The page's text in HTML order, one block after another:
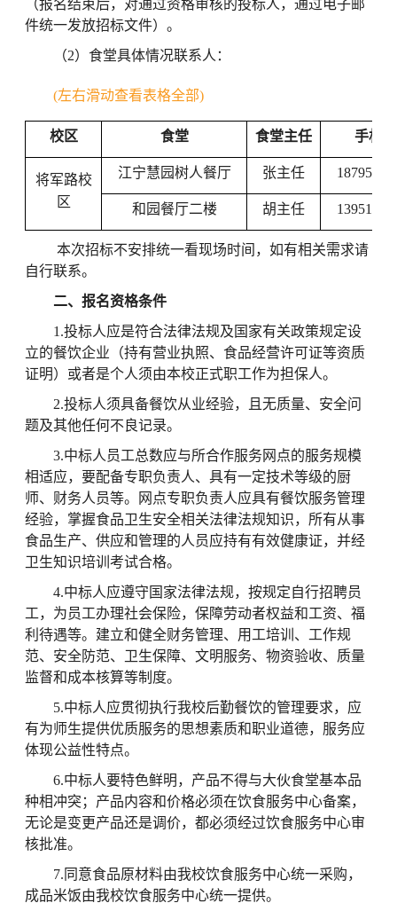
（报名结束后，对通过资格审核的投标人，通过电子邮
件统一发放招标文件）。
（2） 食堂具体情况联系人：
(左右滑动查看表格全部)
校区 食堂 食堂主任 手机号
将军路校
区
江宁慧园树人餐厅 张主任
和园餐厅二楼 胡主任
本次招标不安排统一看现场时间，如有相关需求请
自行联系。
二、报名资格条件
1.投标人应是符合法律法规及国家有关政策规定设
立的餐饮企业（持有营业执照、食品经营许可证等资质
证明）或者是个人须由本校正式职工作为担保人。
2.投标人须具备餐饮从业经验，且无质量、安全问
题及其他任何不良记录。
3.中标人员工总数应与所合作服务网点的服务规模
相适应，要配备专职负责人、具有一定技术等级的厨
师、财务人员等。网点专职负责人应具有餐饮服务管理
经验，掌握食品卫生安全相关法律法规知识，所有从事
食品生产、供应和管理的人员应持有有效健康证，并经
卫生知识培训考试合格。
4.中标人应遵守国家法律法规，按规定自行招聘员
工，为员工办理社会保险，保障劳动者权益和工资、福
利待遇等。建立和健全财务管理、用工培训、工作规
范、安全防范、卫生保障、文明服务、物资验收、质量
监督和成本核算等制度。
5.中标人应贯彻执行我校后勤餐饮的管理要求，应
有为师生提供优质服务的思想素质和职业道德，服务应
体现公益性特点。
6.中标人要特色鲜明，产品不得与大伙食堂基本品
种相冲突；产品内容和价格必须在饮食服务中心备案，
无论是变更产品还是调价，都必须经过饮食服务中心审
核批准。
7.同意食品原材料由我校饮食服务中心统一采购，
成品米饭由我校饮食服务中心统一提供。